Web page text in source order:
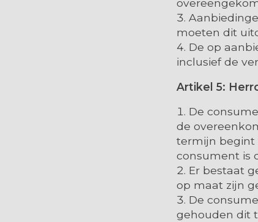
moeten dit
De op
inclusief de
Artikel 5:
De
de
termijn begint
consument is
Er bestaat
op maat zijn
De
gehouden dit